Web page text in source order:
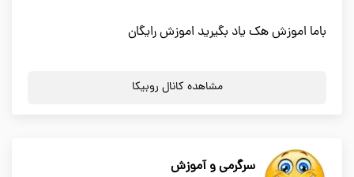
باما اموزش هک یاد بگیرید اموزش رایگان
مشاهده کانال روبیکا
سرگرمی و آموزش